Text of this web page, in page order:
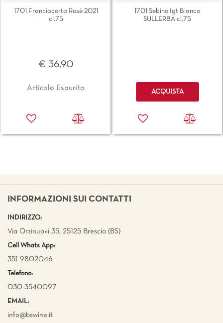
1701 Franciacorta Rosè 2021
cl.75
€ 36,90
Articolo Esaurito
1701 Sebino Igt Bianco
SULLERBA cl.75
Quantità
ACQUISTA
INFORMAZIONI SUI CONTATTI
INDIRIZZO:
Via Orzinuovi 35, 25125 Brescia (BS)
Cell Whats App:
351 9802046
Telefono:
030 3540097
EMAIL:
info@bswine.it